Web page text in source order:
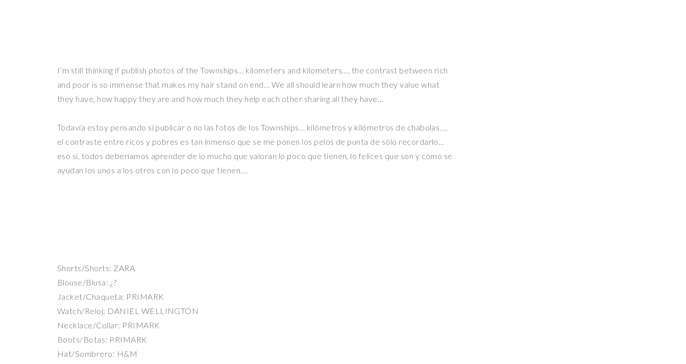
I’m still thinking if publish photos of the Townships… kilometers and kilometers…, the contrast between rich
and poor is so immense that makes my hair stand on end… We all should learn how much they value what
they have, how happy they are and how much they help each other sharing all they have…
Todavía estoy pensando si publicar o no las fotos de los Townships… kilómetros y kilómetros de chabolas…,
el contraste entre ricos y pobres es tan inmenso que se me ponen los pelos de punta de sólo recordarlo…
eso si, todos deberíamos aprender de lo mucho que valoran lo poco que tienen, lo felices que son y cómo se
ayudan los unos a los otros con lo poco que tienen….
Shorts/Shorts: ZARA
Blouse/Blusa: ¿?
Jacket/Chaqueta: PRIMARK
Watch/Reloj: DANIEL WELLINGTON
Necklace/Collar: PRIMARK
Boots/Botas: PRIMARK
Hat/Sombrero: H&M